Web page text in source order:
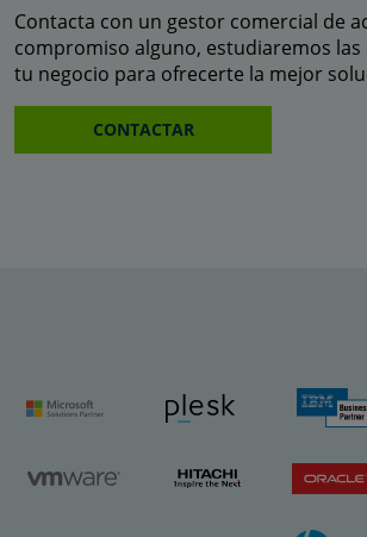
Contacta con un gestor comercial de
compromiso alguno, estudiaremos las
tu negocio para ofrecerte la mejor
CONTACTAR